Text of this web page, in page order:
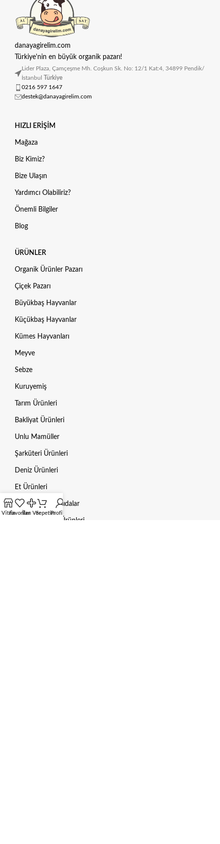
danayagirelim.com
Türkiye'nin en büyük organik pazarı!
Lider Plaza, Çamçeşme Mh. Coşkun Sk. No: 12/1 Kat:4, 34899 Pendik/
İstanbul
Türkiye
0216 597 1647
destek@danayagirelim.com
HIZLI ERIŞIM
Mağaza
Biz Kimiz?
Bize Ulaşın
Yardımcı Olabiliriz?
Önemli Bilgiler
Blog
ÜRÜNLER
Organik Ürünler Pazarı
Çiçek Pazarı
Büyükbaş Hayvanlar
Küçükbaş Hayvanlar
Kümes Hayvanları
Meyve
Sebze
Kuruyemiş
Tarım Ürünleri
Bakliyat Ürünleri
Unlu Mamüller
Şarküteri Ürünleri
Deniz Ürünleri
Et Ürünleri
Dondurulmuş Gıdalar
Hayvan Bakım Ürünleri
VitrinFavorilerİlan VerSepetimProfilim